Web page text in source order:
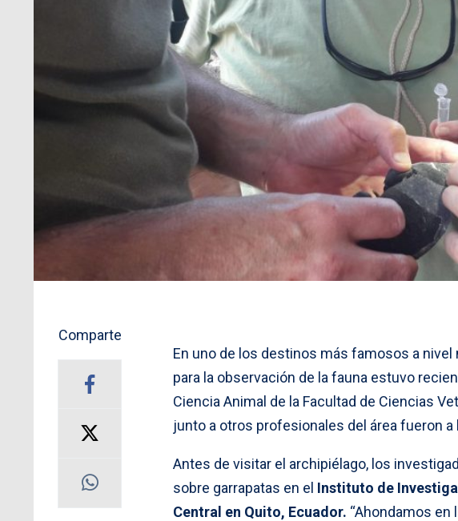
Comparte
En uno de los destinos más famosos a nivel
para la observación de la fauna estuvo
Ciencia Animal de la Facultad de Ciencias
junto a otros profesionales del área fueron
Antes de visitar el archipiélago, los
sobre garrapatas en el Instituto de
Central en Quito, Ecuador. “Ahondamos